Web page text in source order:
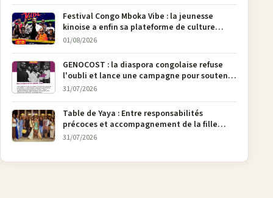
Festival Congo Mboka Vibe : la jeunesse
kinoise a enfin sa plateforme de culture
urbaine
01/08/2026
GENOCOST : la diaspora congolaise refuse
l'oubli et lance une campagne pour soutenir
la pétition FONAREV depuis Bruxelles
31/07/2026
Table de Yaya : Entre responsabilités
précoces et accompagnement de la fille
aînée, la diaspora en débat
31/07/2026